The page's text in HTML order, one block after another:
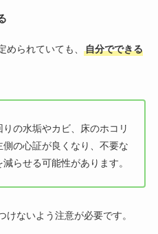
られていても、
自分でできる
の水垢やカビ、床のホコリ
の心証が良くなり、不要な
らせる可能性があります。
ないよう注意が必要です。